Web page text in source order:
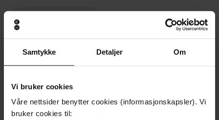
Samtykke Detaljer Om
Vi bruker cookies
Våre nettsider benytter cookies (informasjonskapsler). Vi
bruker cookies til: